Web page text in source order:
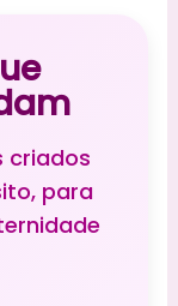
criados
para